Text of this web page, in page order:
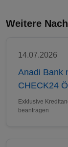
Weitere
14.07.2026
Anadi Bank
CHECK24
Exklusive
beantragen